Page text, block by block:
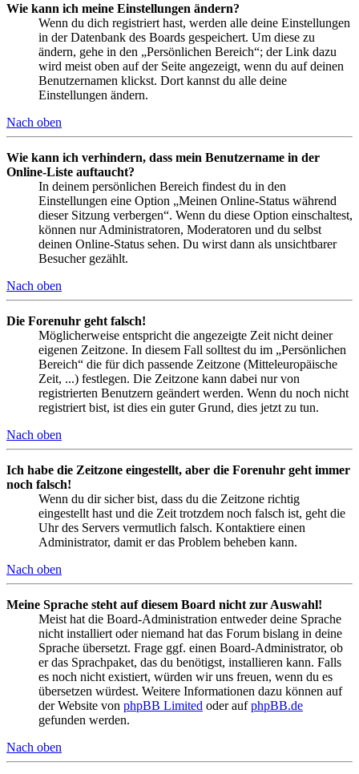
Wie kann ich meine Einstellungen ändern?
Wenn du dich registriert hast, werden alle deine Einstellungen
in der Datenbank des Boards gespeichert. Um diese zu
ändern, gehe in den „Persönlichen Bereich“; der Link dazu
wird meist oben auf der Seite angezeigt, wenn du auf deinen
Benutzernamen klickst. Dort kannst du alle deine
Einstellungen ändern.
Nach oben
Wie kann ich verhindern, dass mein Benutzername in der
Online-Liste auftaucht?
In deinem persönlichen Bereich findest du in den
Einstellungen eine Option „Meinen Online-Status während
dieser Sitzung verbergen“. Wenn du diese Option einschaltest,
können nur Administratoren, Moderatoren und du selbst
deinen Online-Status sehen. Du wirst dann als unsichtbarer
Besucher gezählt.
Nach oben
Die Forenuhr geht falsch!
Möglicherweise entspricht die angezeigte Zeit nicht deiner
eigenen Zeitzone. In diesem Fall solltest du im „Persönlichen
Bereich“ die für dich passende Zeitzone (Mitteleuropäische
Zeit, ...) festlegen. Die Zeitzone kann dabei nur von
registrierten Benutzern geändert werden. Wenn du noch nicht
registriert bist, ist dies ein guter Grund, dies jetzt zu tun.
Nach oben
Ich habe die Zeitzone eingestellt, aber die Forenuhr geht immer
noch falsch!
Wenn du dir sicher bist, dass du die Zeitzone richtig
eingestellt hast und die Zeit trotzdem noch falsch ist, geht die
Uhr des Servers vermutlich falsch. Kontaktiere einen
Administrator, damit er das Problem beheben kann.
Nach oben
Meine Sprache steht auf diesem Board nicht zur Auswahl!
Meist hat die Board-Administration entweder deine Sprache
nicht installiert oder niemand hat das Forum bislang in deine
Sprache übersetzt. Frage ggf. einen Board-Administrator, ob
er das Sprachpaket, das du benötigst, installieren kann. Falls
es noch nicht existiert, würden wir uns freuen, wenn du es
übersetzen würdest. Weitere Informationen dazu können auf
der Website von phpBB Limited oder aufphpBB.de
gefunden werden.
Nach oben